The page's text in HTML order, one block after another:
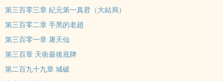
第三百零三章 紀元第一真君（大結局）
第三百零二章 手黑的老趙
第三百零一章 屠天仙
第三百章 天衛最後底牌
第二百九十九章 城破